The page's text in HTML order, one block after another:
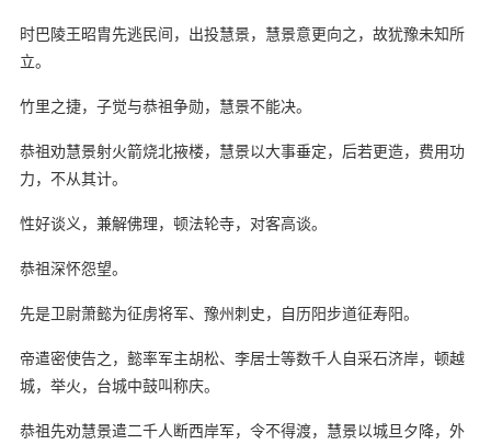
时巴陵王昭胄先逃民间，出投慧景，慧景意更向之，故犹豫未知所
立。
竹里之捷，子觉与恭祖争勋，慧景不能决。
恭祖劝慧景射火箭烧北掖楼，慧景以大事垂定，后若更造，费用功
力，不从其计。
性好谈义，兼解佛理，顿法轮寺，对客高谈。
恭祖深怀怨望。
先是卫尉萧懿为征虏将军、豫州刺史，自历阳步道征寿阳。
帝遣密使告之，懿率军主胡松、李居士等数千人自采石济岸，顿越
城，举火，台城中鼓叫称庆。
恭祖先劝慧景遣二千人断西岸军，令不得渡，慧景以城旦夕降，外